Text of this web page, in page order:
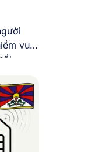
vui,
–
không
vì